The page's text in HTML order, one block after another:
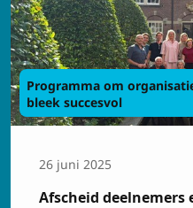
Programma om
bleek succesvol
26 juni 2025
Afscheid deelnemers